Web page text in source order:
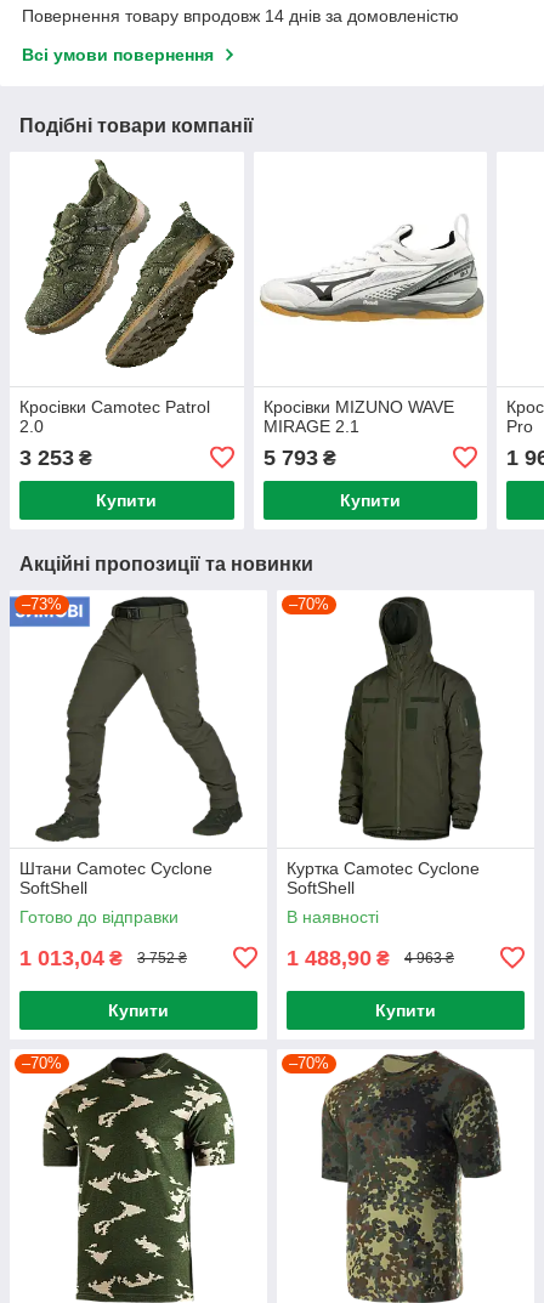
Повернення товару впродовж 14 днів за домовленістю
Всі умови повернення
Подібні товари компанії
Кросівки Camotec Patrol
2.0
3 253 ₴
Купити
Кросівки MIZUNO WAVE
MIRAGE 2.1
5 793₴
Купити
Pro
1
Акційні пропозиції та новинки
–73%
Штани Camotec Cyclone
SoftShell
Готово до відправки
1 013,04 ₴ 3 752 ₴
Купити
–70%
Куртка Camotec Cyclone
SoftShell
В наявності
1 488,90 ₴ 4 963 ₴
Купити
–70% –70%